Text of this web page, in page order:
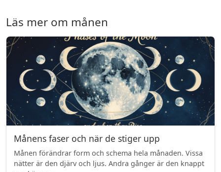
Läs mer om månen
Månens faser och när de stiger upp
Månen förändrar form och schema hela månaden. Vissa
nätter är den djärv och ljus. Andra gånger är den knappt